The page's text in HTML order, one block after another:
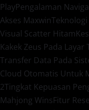
PlayPengalaman
Akses Maxwin
Visual Scatter Hitam
Kakek Zeus Pada Layar
Transfer Data Pada
Cloud Otomatis Untuk
2Tingkat Kepuasan
Mahjong WinsFitur